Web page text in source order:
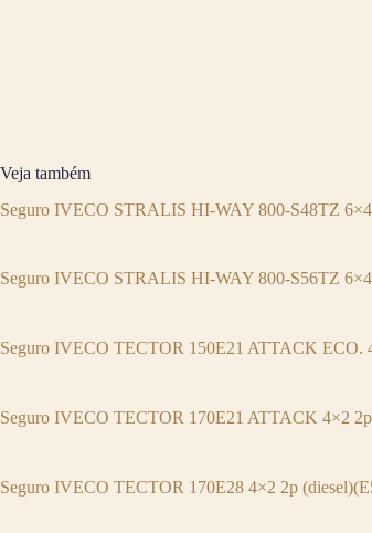
Veja também
Seguro IVECO STRALIS HI-WAY 800-S48TZ 6×4
Seguro IVECO STRALIS HI-WAY 800-S56TZ 6×4
Seguro IVECO TECTOR 150E21 ATTACK ECO.
Seguro IVECO TECTOR 170E21 ATTACK 4×2 2p
Seguro IVECO TECTOR 170E28 4×2 2p